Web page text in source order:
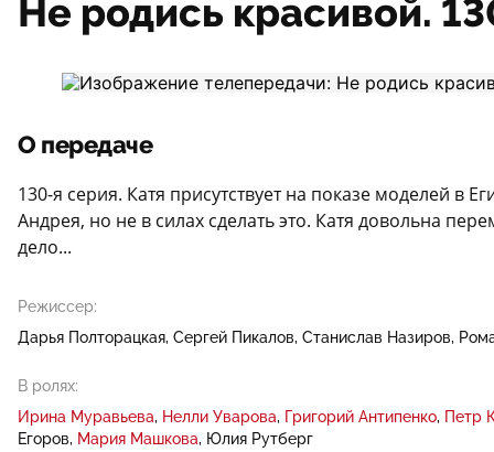
Не родись красивой.
О передаче
130-я серия. Катя присутствует на показе моделей в
Андрея, но не в силах сделать это. Катя довольна
дело...
Режиссер:
Дарья Полторацкая Сергей Пикалов Станислав Назиров
В ролях:
Ирина Муравьева
Нелли Уварова Григорий Антипенко Петр
Егоров
Мария Машкова Юлия Рутберг